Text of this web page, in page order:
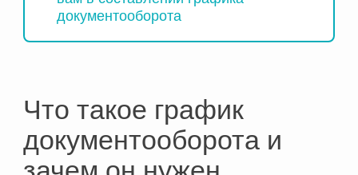
документооборота
Что такое график
документооборота и